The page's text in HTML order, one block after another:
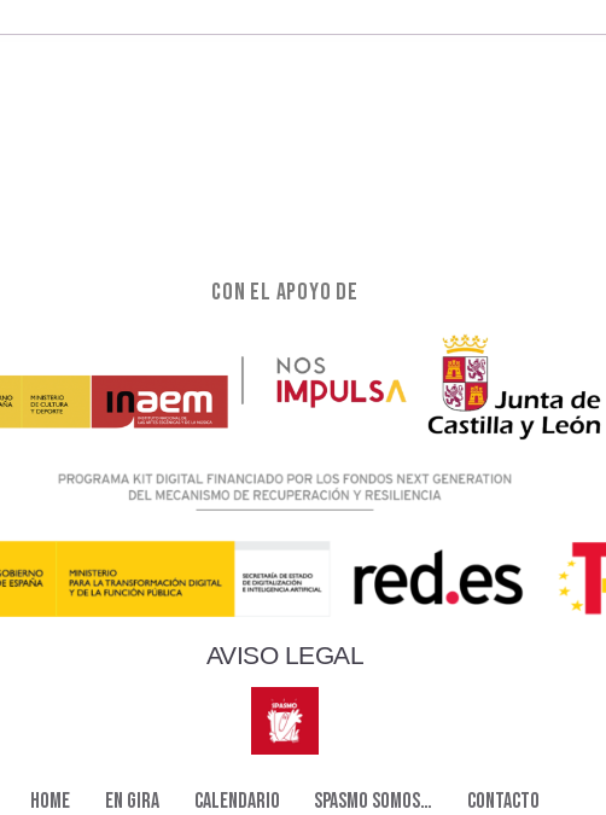
Con el apoyo de
AVISO LEGAL
HOME EN GIRA CALENDARIO SPASMO SOMOS… CONTACTO